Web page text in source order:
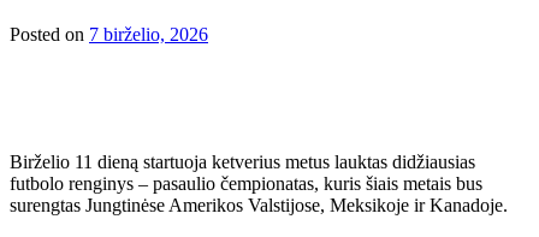
Posted on 7 birželio, 2026
Birželio 11 dieną startuoja ketverius metus lauktas didžiausias
futbolo renginys – pasaulio čempionatas, kuris šiais metais bus
surengtas Jungtinėse Amerikos Valstijose, Meksikoje ir Kanadoje.